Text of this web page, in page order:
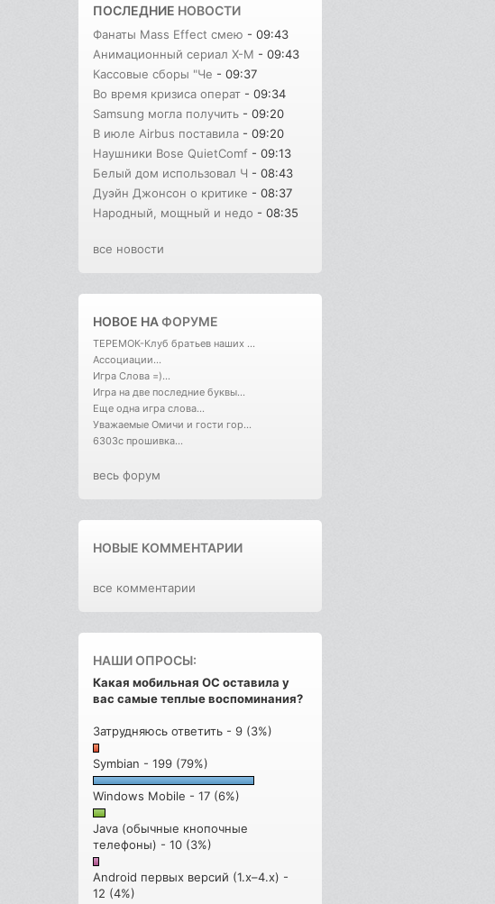
ПОСЛЕДНИЕ НОВОСТИ
Фанаты Mass Effect смею - 09:43
Анимационный сериал X-M - 09:43
Кассовые сборы "Че - 09:37
Во время кризиса операт - 09:34
Samsung могла получить - 09:20
В июле Airbus поставила - 09:20
Наушники Bose QuietComf - 09:13
Белый дом использовал Ч - 08:43
Дуэйн Джонсон о критике - 08:37
Народный, мощный и недо - 08:35
все новости
НОВОЕ НАФОРУМЕ
ТЕРЕМОК-Клуб братьев наших ...
Ассоциации...
Игра Слова =)...
Игра на две последние буквы...
Еще одна игра слова...
Уважаемые Омичи и гости гор...
6303с прошивка...
весь форум
НОВЫЕ КОММЕНТАРИИ
все комментарии
НАШИ ОПРОСЫ:
Какая мобильная ОС оставила у
вас самые теплые воспоминания?
Затрудняюсь ответить - 9 (3%)
Symbian - 199 (79%)
Windows Mobile - 17 (6%)
Java (обычные кнопочные
телефоны) - 10 (3%)
Android первых версий (1.x–4.x) -
12 (4%)